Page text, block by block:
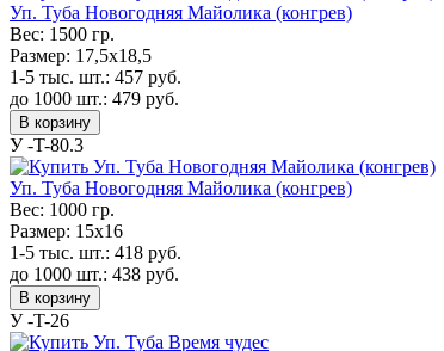
Уп. Туба Новогодняя Майолика (конгрев)
Вес: 1500 гр.
Размер: 17,5x18,5
1-5 тыс. шт.: 457 руб.
до 1000 шт.: 479 руб.
В корзину
У -T-80.3
Уп. Туба Новогодняя Майолика (конгрев)
Вес: 1000 гр.
Размер: 15x16
1-5 тыс. шт.: 418 руб.
до 1000 шт.: 438 руб.
В корзину
У -T-26